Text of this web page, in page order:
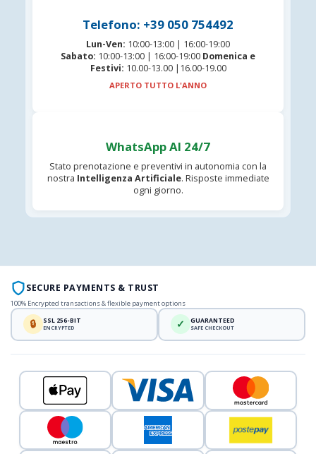
Telefono: +39 050 754492
Lun-Ven: 10:00-13:00 | 16:00-19:00
Sabato: 10:00-13:00 | 16:00-19:00 Domenica e
Festivi: 10.00-13.00 |16.00-19.00
APERTO TUTTO L'ANNO
WhatsApp AI 24/7
Stato prenotazione e preventivi in autonomia con la
nostra Intelligenza Artificiale. Risposte immediate
ogni giorno.
SECURE PAYMENTS & TRUST
100% Encrypted transactions & flexible payment options
🔒 SSL 256-BIT
ENCRYPTED ✓ GUARANTEED
SAFE CHECKOUT